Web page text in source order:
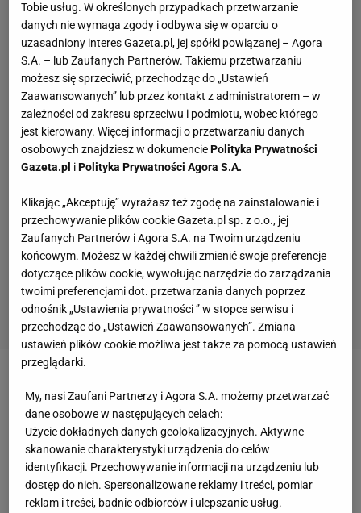
mam nadzieję, że wszystko odbędzie się
jednak zgodnie z planem - mówi "Świat i
Ludzie" Magdalena Zawadzka.
Wybranką Jana jest Magda. Połączyła ich miłość do
Tobie usług. W określonych przypadkach przetwarzanie
danych nie wymaga zgody i odbywa się w oparciu o
uzasadniony interes Gazeta.pl, jej spółki powiązanej – Agora
S.A. – lub Zaufanych Partnerów. Takiemu przetwarzaniu
możesz się sprzeciwić, przechodząc do „Ustawień
Zaawansowanych” lub przez kontakt z administratorem – w
zależności od zakresu sprzeciwu i podmiotu, wobec którego
jest kierowany. Więcej informacji o przetwarzaniu danych
osobowych znajdziesz w dokumencie Polityka Prywatności
Gazeta.pl i Polityka Prywatności Agora S.A.
Klikając „Akceptuję” wyrażasz też zgodę na zainstalowanie i
przechowywanie plików cookie Gazeta.pl sp. z o.o., jej
Zaufanych Partnerów i Agora S.A. na Twoim urządzeniu
końcowym. Możesz w każdej chwili zmienić swoje preferencje
dotyczące plików cookie, wywołując narzędzie do zarządzania
twoimi preferencjami dot. przetwarzania danych poprzez
odnośnik „Ustawienia prywatności ” w stopce serwisu i
przechodząc do „Ustawień Zaawansowanych”. Zmiana
ustawień plików cookie możliwa jest także za pomocą ustawień
przeglądarki.
My, nasi Zaufani Partnerzy i Agora S.A. możemy przetwarzać
dane osobowe w następujących celach:
Użycie dokładnych danych geolokalizacyjnych. Aktywne
skanowanie charakterystyki urządzenia do celów
identyfikacji. Przechowywanie informacji na urządzeniu lub
dostęp do nich. Spersonalizowane reklamy i treści, pomiar
reklam i treści, badnie odbiorców i ulepszanie usług.